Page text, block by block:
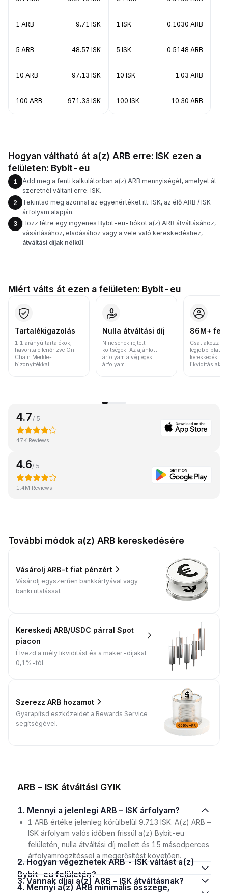
1 ARB 9.71 ISK
5 ARB 48.57 ISK
10 ARB 97.13 ISK
100 ARB 971.33 ISK
1 ISK 0.1030 ARB
5 ISK 0.5148 ARB
10 ISK 1.03 ARB
100 ISK 10.30 ARB
Hogyan váltható át a(z) ARB erre: ISK ezen a
felületen: Bybit-eu
1
Add meg a fenti kalkulátorban a(z) ARB mennyiségét, amelyet át
szeretnél váltani erre: ISK.
2
Tekintsd meg azonnal az egyenértéket itt: ISK, az élő ARB / ISK
árfolyam alapján.
3
Hozz létre egy ingyenes Bybit-eu-fiókot a(z) ARB átváltásához,
vásárlásához, eladásához vagy a vele való kereskedéshez,
átváltási díjak nélkül.
Miért válts át ezen a felületen: Bybit-eu
Tartalékigazolás
1:1 arányú tartalékok,
havonta ellenőrizve On-
Chain Merkle-
bizonyítékkal.
Nulla átváltási díj
Nincsenek rejtett
költségek. Az ajánlott
árfolyam a végleges
árfolyam.
86M+
Csatlakozz a
legjobb
kereskedési
likviditás
4.7/ 5
47K Reviews
4.6/ 5
1.4M Reviews
További módok a(z) ARB kereskedésére
Vásárolj ARB-t fiat pénzért
Vásárolj egyszerűen bankkártyával vagy
banki utalással.
Kereskedj ARB/USDC párral Spot
piacon
Élvezd a mély likviditást és a maker-díjakat
0,1%-tól.
Szerezz ARB hozamot
Gyarapítsd eszközeidet a Rewards Service
segítségével.
ARB – ISK átváltási GYIK
1. Mennyi a jelenlegi ARB – ISK árfolyam?
1 ARB értéke jelenleg körülbelül 9.713 ISK. A(z) ARB –
ISK árfolyam valós időben frissül a(z) Bybit-eu
felületén, nulla átváltási díj mellett és 15 másodperces
árfolyamrögzítéssel a megerősítést követően.
2. Hogyan végezhetek ARB - ISK váltást a(z)
Bybit-eu felületén?
3. Vannak díjai a(z) ARB – ISK átváltásnak?
4. Mennyi a(z) ARB minimális összege,